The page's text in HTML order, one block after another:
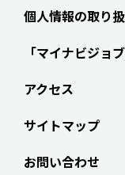
個人情報の取り
「マイナビジョ
アクセス
サイトマップ
お問い合わせ